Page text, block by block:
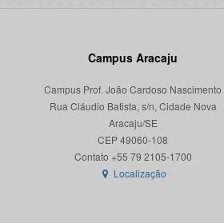
Campus Aracaju
Campus Prof. João Cardoso Nascimento
Rua Cláudio Batista, s/n, Cidade Nova
Aracaju/SE
CEP 49060-108
Localização